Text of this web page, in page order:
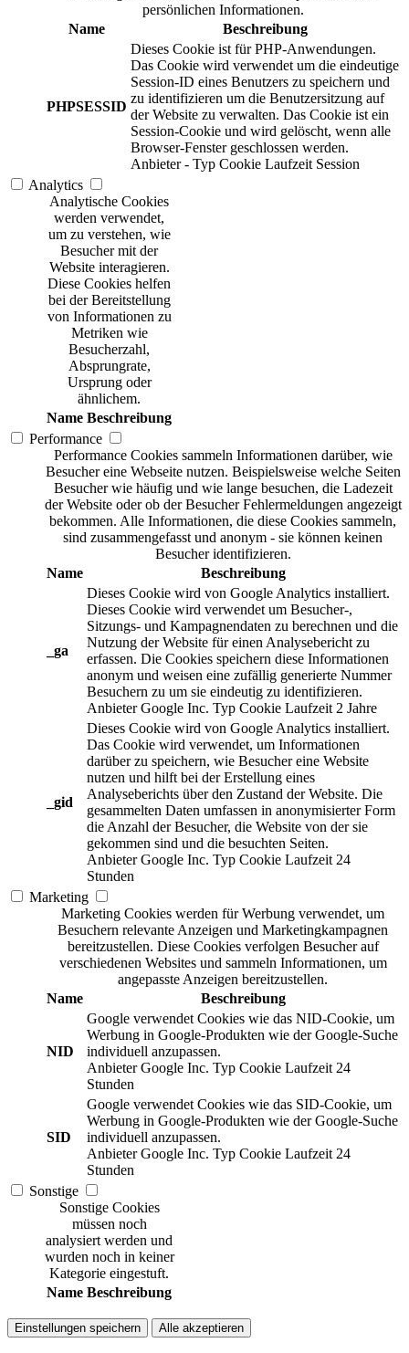
persönlichen Informationen.
Name
Beschreibung
PHPSESSID
Dieses Cookie ist für PHP-Anwendungen.
Das Cookie wird verwendet um die eindeutige
Session-ID eines Benutzers zu speichern und
zu identifizieren um die Benutzersitzung auf
der Website zu verwalten. Das Cookie ist ein
Session-Cookie und wird gelöscht, wenn alle
Browser-Fenster geschlossen werden.
Anbieter - Typ Cookie Laufzeit Session
Analytics
Analytische Cookies
werden verwendet,
um zu verstehen, wie
Besucher mit der
Website interagieren.
Diese Cookies helfen
bei der Bereitstellung
von Informationen zu
Metriken wie
Besucherzahl,
Absprungrate,
Ursprung oder
ähnlichem.
Name Beschreibung
Performance
Performance Cookies sammeln Informationen darüber, wie
Besucher eine Webseite nutzen. Beispielsweise welche Seiten
Besucher wie häufig und wie lange besuchen, die Ladezeit
der Website oder ob der Besucher Fehlermeldungen angezeigt
bekommen. Alle Informationen, die diese Cookies sammeln,
sind zusammengefasst und anonym - sie können keinen
Besucher identifizieren.
Name
Beschreibung
_ga
Dieses Cookie wird von Google Analytics installiert.
Dieses Cookie wird verwendet um Besucher-,
Sitzungs- und Kampagnendaten zu berechnen und die
Nutzung der Website für einen Analysebericht zu
erfassen. Die Cookies speichern diese Informationen
anonym und weisen eine zufällig generierte Nummer
Besuchern zu um sie eindeutig zu identifizieren.
Anbieter Google Inc. Typ Cookie Laufzeit 2 Jahre
_gid
Dieses Cookie wird von Google Analytics installiert.
Das Cookie wird verwendet, um Informationen
darüber zu speichern, wie Besucher eine Website
nutzen und hilft bei der Erstellung eines
Analyseberichts über den Zustand der Website. Die
gesammelten Daten umfassen in anonymisierter Form
die Anzahl der Besucher, die Website von der sie
gekommen sind und die besuchten Seiten.
Anbieter Google Inc. Typ Cookie Laufzeit 24
Stunden
Marketing
Marketing Cookies werden für Werbung verwendet, um
Besuchern relevante Anzeigen und Marketingkampagnen
bereitzustellen. Diese Cookies verfolgen Besucher auf
verschiedenen Websites und sammeln Informationen, um
angepasste Anzeigen bereitzustellen.
Name
Beschreibung
NID
Google verwendet Cookies wie das NID-Cookie, um
Werbung in Google-Produkten wie der Google-Suche
individuell anzupassen.
Anbieter Google Inc. Typ Cookie Laufzeit 24
Stunden
SID
Google verwendet Cookies wie das SID-Cookie, um
Werbung in Google-Produkten wie der Google-Suche
individuell anzupassen.
Anbieter Google Inc. Typ Cookie Laufzeit 24
Stunden
Sonstige
Sonstige Cookies
müssen noch
analysiert werden und
wurden noch in keiner
Kategorie eingestuft.
Name Beschreibung
Einstellungen speichern Alle akzeptieren